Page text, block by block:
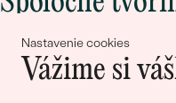
Nastavenie cookies
Vážime si
lásky